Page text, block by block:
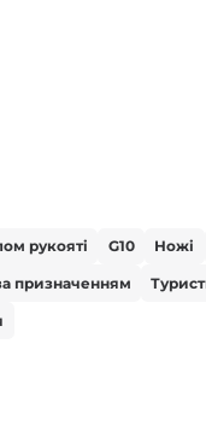
рукояті G10 Ножі
призначенням